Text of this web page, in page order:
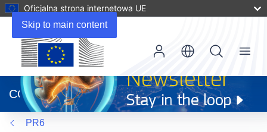
Skip to main content
Oficjalna strona internetowa UE
otworzy
się
w
nowym
CORDIS
Menu
PR6